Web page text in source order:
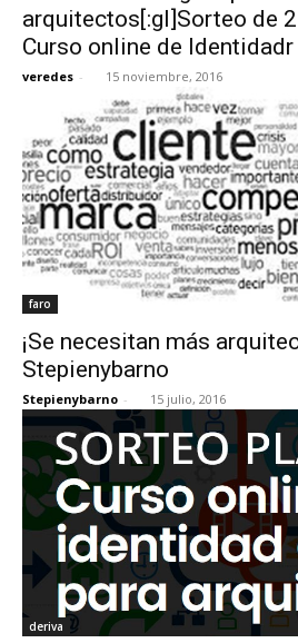
arquitectos[:gl]Sorteo de
Curso online de
veredes - 15 noviembre, 2016
faro
¡Se necesitan más
Stepienybarno
Stepienybarno - 15 julio, 2016
deriva